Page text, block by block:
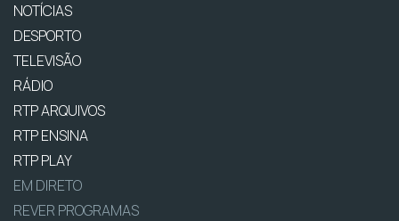
NOTÍCIAS
DESPORTO
TELEVISÃO
RÁDIO
RTP ARQUIVOS
RTP ENSINA
RTP PLAY
EM DIRETO
REVER PROGRAMAS